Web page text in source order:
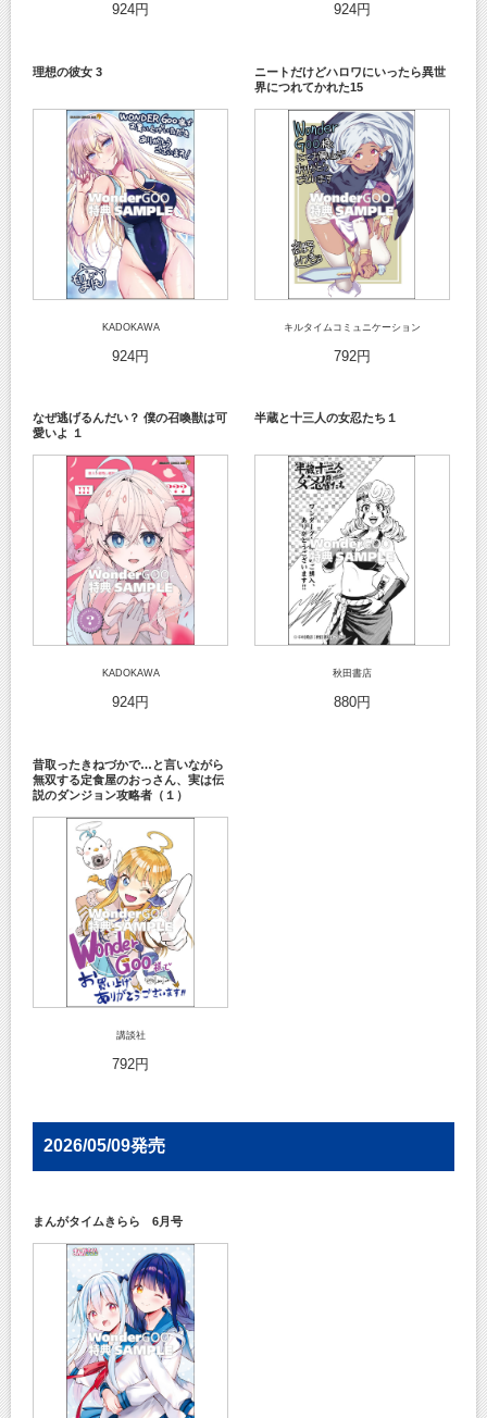
924円 924円
理想の彼女 3
KADOKAWA
924円
ニートだけどハロワにいったら異世
界につれてかれた15
キルタイムコミュニケーション
792円
なぜ逃げるんだい？ 僕の召喚獣は可
愛いよ １
KADOKAWA
924円
半蔵と十三人の女忍たち１
秋田書店
880円
昔取ったきねづかで…と言いながら
無双する定食屋のおっさん、実は伝
説のダンジョン攻略者（１）
講談社
792円
2026/05/09発売
まんがタイムきらら 6月号